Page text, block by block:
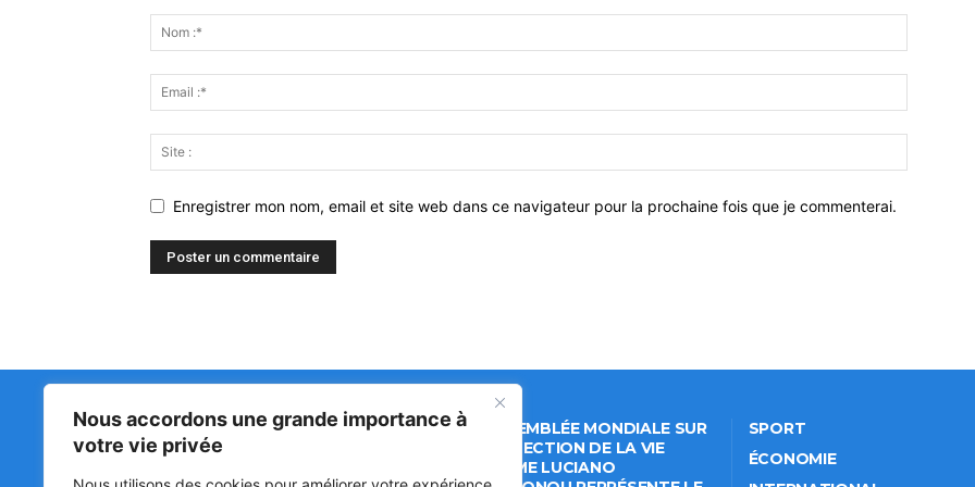
Nous accordons une grande importance à
votre vie privée
Enregistrer mon nom, email et site web dans ce navigateur pour la prochaine fois que je commenterai.
Matin Libre
Premiers sur l'info !
47ᵉ ASSEMBLÉE MONDIALE SUR
LA PROTECTION DE LA VIE
PRIVÉE: ME LUCIANO
SPORT
ÉCONOMIE